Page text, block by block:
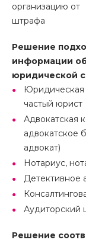
организацию от
штрафа
Решение
информации об
юридической
Юридическая
частый юрист
Адвокатская
адвокатское
адвокат)
Нотариус,
Детективное
Аудиторский
Решение